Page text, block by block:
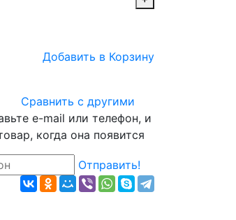
Добавить в Корзину
Сравнить с другими
e-mail или телефон, и
когда она появится
Отправить!